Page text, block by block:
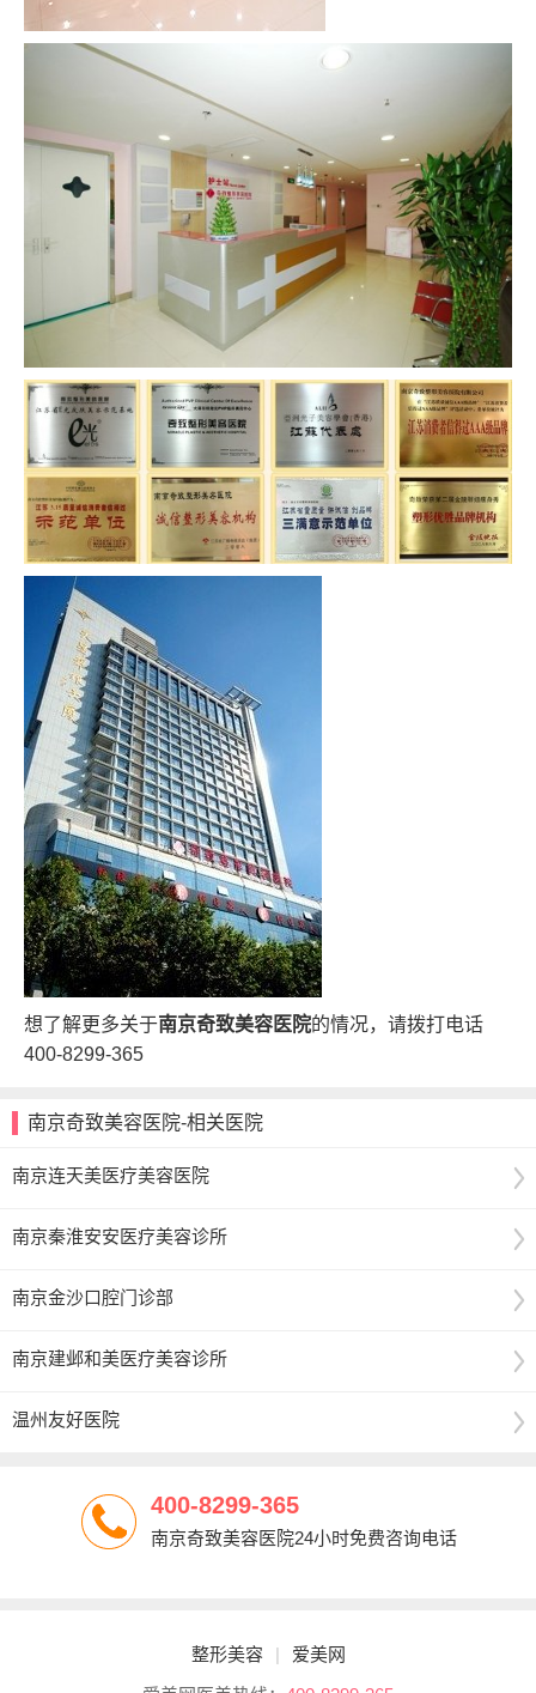
想了解更多关于南京奇致美容医院的情况，请拨打电话
400-8299-365
南京奇致美容医院-相关医院
南京连天美医疗美容医院
南京秦淮安安医疗美容诊所
南京金沙口腔门诊部
南京建邺和美医疗美容诊所
温州友好医院
400-8299-365
南京奇致美容医院24小时免费咨询电话
整形美容 |
爱美网